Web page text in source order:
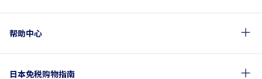
帮助中心
日本免税购物指南